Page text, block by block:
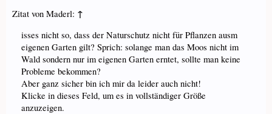
Zitat von Maderl: ↑
isses nicht so, dass der Naturschutz nicht für Pflanzen ausm
eigenen Garten gilt? Sprich: solange man das Moos nicht im
Wald sondern nur im eigenen Garten erntet, sollte man keine
Probleme bekommen?
Aber ganz sicher bin ich mir da leider auch nicht!
Klicke in dieses Feld, um es in vollständiger Größe
anzuzeigen.